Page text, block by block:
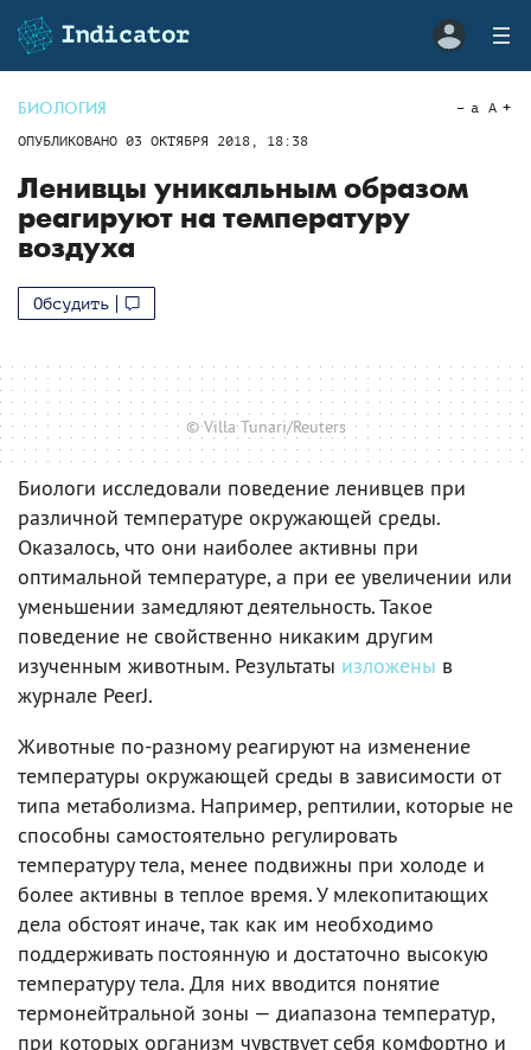
БИОЛОГИЯ
ОПУБЛИКОВАНО 03 ОКТЯБРЯ 2018, 18:38
a A
Ленивцы уникальным образом
реагируют на температуру
воздуха
Обсудить
© Villa Tunari/Reuters
Биологи исследовали поведение ленивцев при
различной температуре окружающей среды.
Оказалось, что они наиболее активны при
оптимальной температуре, а при ее увеличении или
уменьшении замедляют деятельность. Такое
поведение не свойственно никаким другим
изученным животным. Результаты изложены в
журнале PeerJ.
Животные по-разному реагируют на изменение
температуры окружающей среды в зависимости от
типа метаболизма. Например, рептилии, которые не
способны самостоятельно регулировать
температуру тела, менее подвижны при холоде и
более активны в теплое время. У млекопитающих
дела обстоят иначе, так как им необходимо
поддерживать постоянную и достаточно высокую
температуру тела. Для них вводится понятие
термонейтральной зоны — диапазона температур,
при которых организм чувствует себя комфортно и